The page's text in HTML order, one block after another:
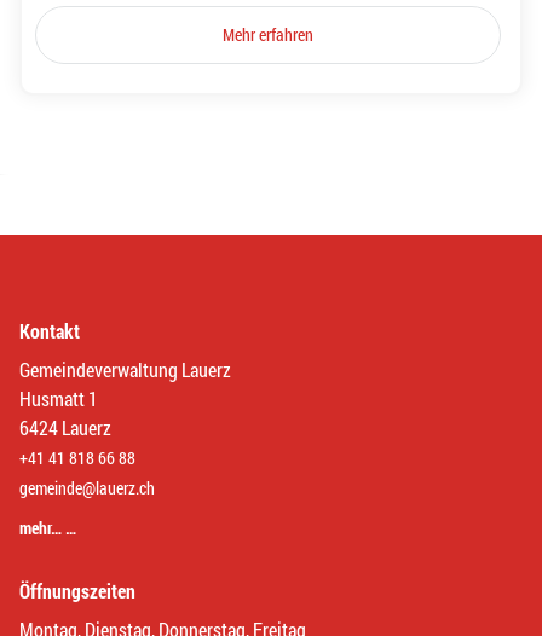
Mehr erfahren
Kontakt
Gemeindeverwaltung Lauerz
Husmatt 1
6424 Lauerz
+41 41 818 66 88
gemeinde@lauerz.ch
mehr… …
Öffnungszeiten
Montag, Dienstag, Donnerstag, Freitag